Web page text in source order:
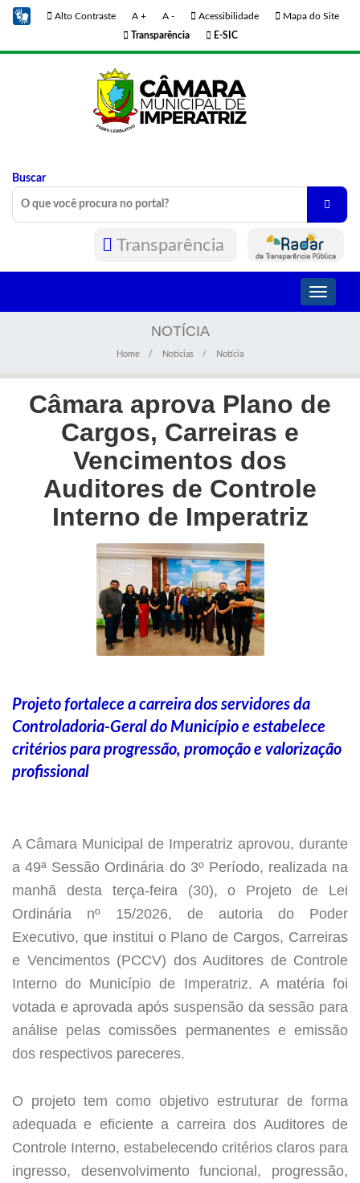
Alto Contraste A + A - Acessibilidade
Mapa do Site
Transparência
E-SIC
Buscar
Transparência
Toggle
NOTÍCIA
Home Noticias Notícia
Câmara aprova Plano de
Cargos, Carreiras e
Vencimentos dos
Auditores de Controle
Interno de Imperatriz
Projeto fortalece a carreira dos servidores da
Controladoria-Geral do Município e estabelece
critérios para progressão, promoção e valorização
profissional
A Câmara Municipal de Imperatriz aprovou, durante
a 49ª Sessão Ordinária do 3º Período, realizada na
manhã desta terça-feira (30), o Projeto de Lei
Ordinária nº 15/2026, de autoria do Poder
Executivo, que institui o Plano de Cargos, Carreiras
e Vencimentos (PCCV) dos Auditores de Controle
Interno do Município de Imperatriz. A matéria foi
votada e aprovada após suspensão da sessão para
análise pelas comissões permanentes e emissão
dos respectivos pareceres.
O projeto tem como objetivo estruturar de forma
adequada e eficiente a carreira dos Auditores de
Controle Interno, estabelecendo critérios claros para
ingresso, desenvolvimento funcional, progressão,